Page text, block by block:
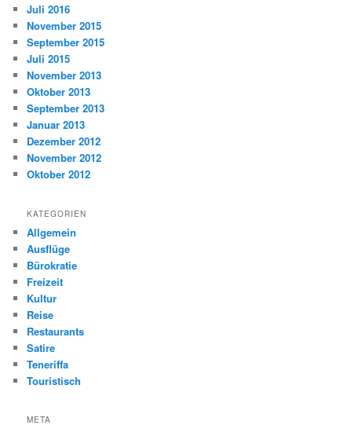
Juli 2016
November 2015
September 2015
Juli 2015
November 2013
Oktober 2013
September 2013
Januar 2013
Dezember 2012
November 2012
Oktober 2012
KATEGORIEN
Allgemein
Ausflüge
Bürokratie
Freizeit
Kultur
Reise
Restaurants
Satire
Teneriffa
Touristisch
META